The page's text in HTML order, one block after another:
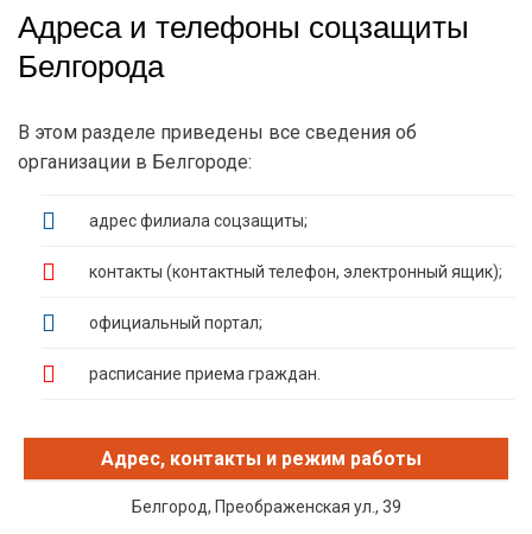
Адреса и телефоны соцзащиты
Белгорода
В этом разделе приведены все сведения об
организации в Белгороде:
адрес филиала соцзащиты;
контакты (контактный телефон, электронный ящик);
официальный портал;
расписание приема граждан.
Адрес
Белгород, Преображенская ул., 39